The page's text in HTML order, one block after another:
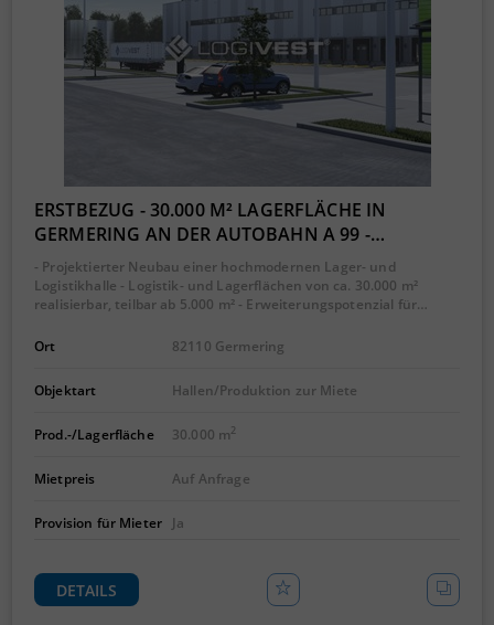
ERSTBEZUG - 30.000 M² LAGERFLÄCHE IN
GERMERING AN DER AUTOBAHN A 99 -…
- Projektierter Neubau einer hochmodernen Lager- und
Logistikhalle - Logistik- und Lagerflächen von ca. 30.000 m²
realisierbar, teilbar ab 5.000 m² - Erweiterungspotenzial für…
Ort 82110 Germering
Objektart Hallen/Produktion zur Miete
Prod.-/Lagerfläche 30.000 m2
Mietpreis Auf Anfrage
Provision für Mieter Ja
DETAILS